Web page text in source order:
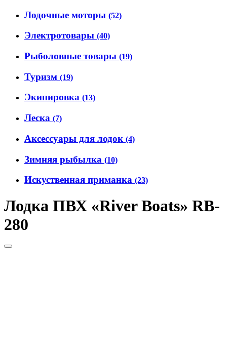
Лодочные моторы (52)
Электротовары (40)
Рыболовные товары (19)
Туризм (19)
Экипировка (13)
Леска (7)
Аксессуары для лодок (4)
Зимняя рыбылка (10)
Искуственная приманка (23)
Лодка ПВХ «River Boats» RB-
280